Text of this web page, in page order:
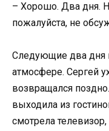
– Хорошо. Два дня.
пожалуйста, не
Следующие два дня
атмосфере. Сергей
возвращался
выходила из
смотрела